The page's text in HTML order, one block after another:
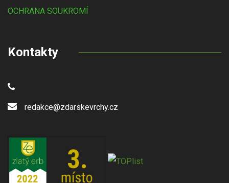
OCHRANA SOUKROMÍ
Kontakty
redakce@zdarskevrchy.cz